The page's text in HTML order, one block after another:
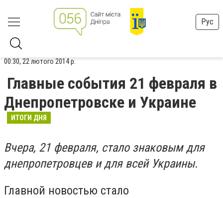
Рус
00:30, 22 лютого 2014 р.
Главные события 21 февраля в
Днепропетровске и Украине
ИТОГИ ДНЯ
Вчера, 21 февраля, стало знаковым для
днепропетровцев и для всей Украины.
Главной новостью стало